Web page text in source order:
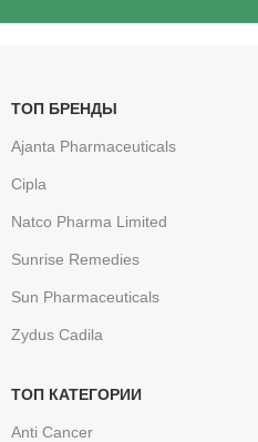
ТОП БРЕНДЫ
Ajanta Pharmaceuticals
Cipla
Natco Pharma Limited
Sunrise Remedies
Sun Pharmaceuticals
Zydus Cadila
ТОП КАТЕГОРИИ
Anti Cancer